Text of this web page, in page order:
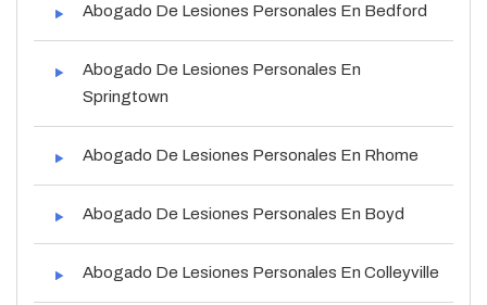
Abogado De Lesiones Personales En Bedford
Abogado De Lesiones Personales En
Springtown
Abogado De Lesiones Personales En Rhome
Abogado De Lesiones Personales En Boyd
Abogado De Lesiones Personales En Colleyville